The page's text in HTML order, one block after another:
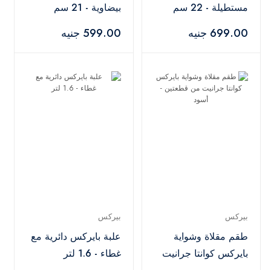
مستطيلة - 22 سم
699.00 جنيه
بيضاوية - 21 سم
599.00 جنيه
بيركس
طقم مقلاة وشواية
بايركس كوانتا جرانيت
بيركس
علبة بايركس دائرية مع
غطاء - 1.6 لتر